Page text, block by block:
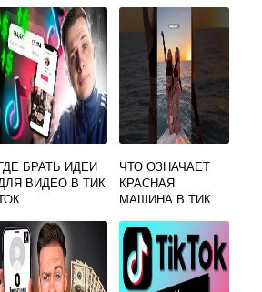
БРАТЬ ИДЕИ
ВИДЕО В ТИК
ЧТО ОЗНАЧАЕТ
КРАСНАЯ
МАШИНА В ТИК